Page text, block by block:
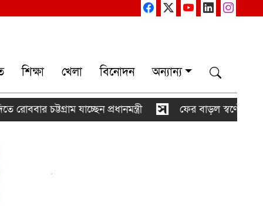
শিক্ষা খেলা বিনোদন অন্যান্য
যাচ্ছেন প্রধানমন্ত্রী ফের বাড়ল স্বর্ণের দাম